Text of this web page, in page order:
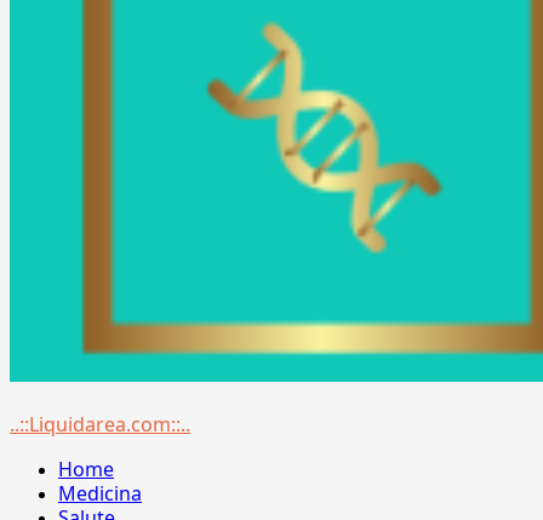
Menu
..::Liquidarea.com::..
Home
Medicina